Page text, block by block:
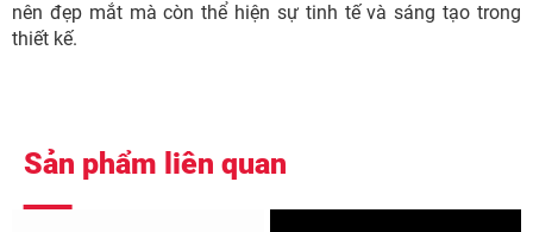
nên đẹp mắt mà còn thể hiện sự tinh tế và sáng tạo trong
thiết kế.
Sản phẩm liên quan